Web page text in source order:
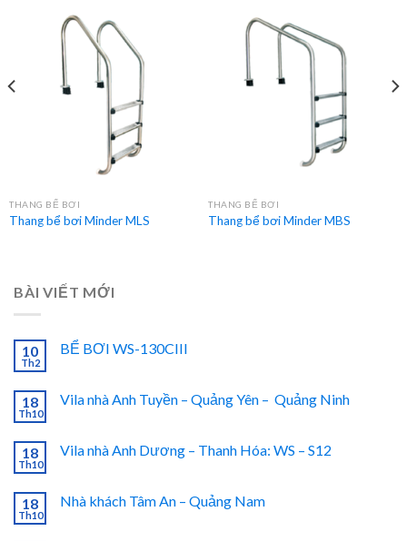
THANG BỂ BƠI
Thang bể bơi Minder MLS
THANG BỂ BƠI
Thang bể bơi Minder MBS
BÀI VIẾT MỚI
10
Th2
BỂ BƠI WS-130CIII
18
Th10
Vila nhà Anh Tuyền – Quảng Yên – Quảng Ninh
18
Th10
Vila nhà Anh Dương – Thanh Hóa: WS – S12
18
Th10
Nhà khách Tâm An – Quảng Nam